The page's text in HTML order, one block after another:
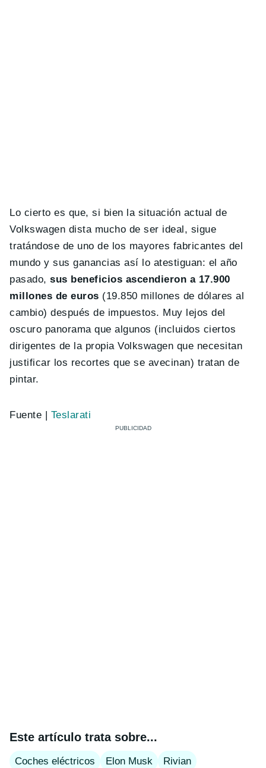
Lo cierto es que, si bien la situación actual de
Volkswagen dista mucho de ser ideal, sigue
tratándose de uno de los mayores fabricantes del
mundo y sus ganancias así lo atestiguan: el año
pasado,sus beneficios ascendieron a 17.900
millones de euros (19.850 millones de dólares al
cambio) después de impuestos. Muy lejos del
oscuro panorama que algunos (incluidos ciertos
dirigentes de la propia Volkswagen que necesitan
justificar los recortes que se avecinan) tratan de
pintar.
Fuente | Teslarati
Este artículo trata sobre...
Coches eléctricos Elon Musk
Rivian